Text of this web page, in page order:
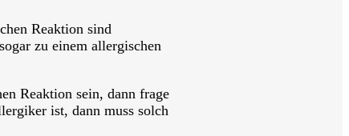
Reaktion sind
zu einem allergischen
Reaktion sein, dann frage
ist, dann muss solch